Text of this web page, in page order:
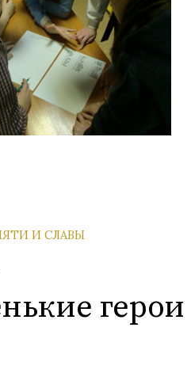
И СЛАВЫ
герои